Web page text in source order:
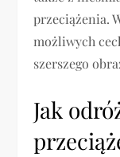
przeciążenia.
możliwych
szerszego
Jak